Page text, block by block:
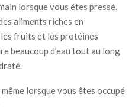
lorsque vous êtes pressé.
aliments riches en
fruits et les protéines
beaucoup d’eau tout au long
lorsque vous êtes occupé